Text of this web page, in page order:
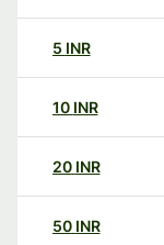
5 INR
10 INR
20 INR
50 INR